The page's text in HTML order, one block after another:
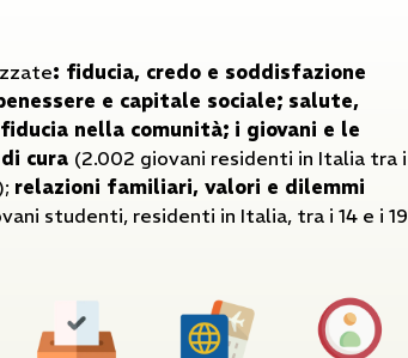
: fiducia, credo e soddisfazione
e capitale sociale; salute,
nella comunità; i giovani e le
cura (2.002 giovani residenti in Italia tra i
relazioni familiari, valori e dilemmi
studenti, residenti in Italia, tra i 14 e i 19